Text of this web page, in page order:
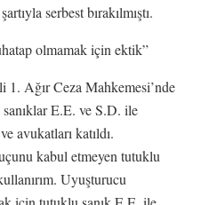
serbest bırakılmıştı.
olmamak için ektik”
Ağır Ceza Mahkemesi’nde
E.E. ve S.D. ile
avukatları katıldı.
kabul etmeyen tutuklu
Uyuşturucu